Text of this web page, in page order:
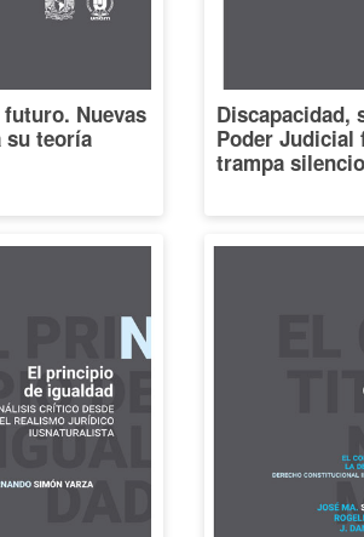
Nuevas
su teoría
Discapacidad,
Poder Judicial
trampa